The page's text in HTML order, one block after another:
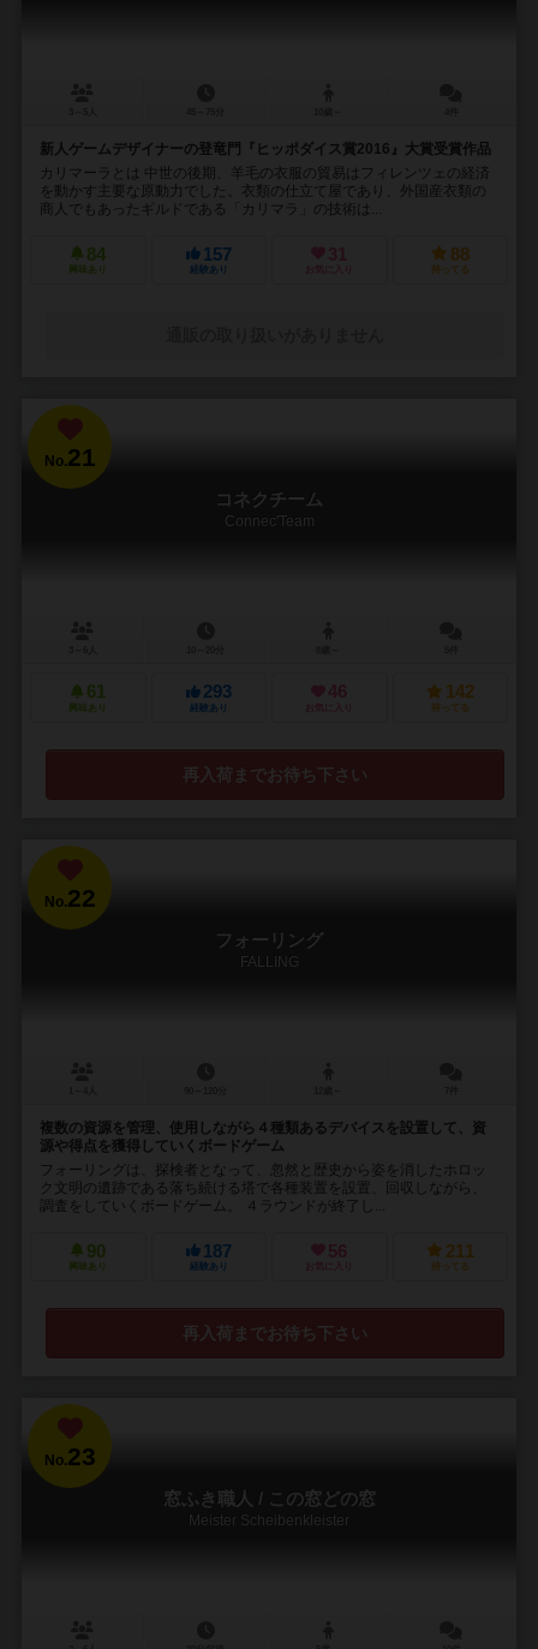
新人ゲームデザイナーの登竜門『ヒッポダイス賞2016』大賞受賞作品
カリマーラとは 中世の後期、羊毛の衣服の貿易はフィレンツェの経済
を動かす主要な原動力でした。衣類の仕立て屋であり、外国産衣類の
商人でもあったギルドである「カリマラ」の技術は...
84
興味あり
157
経験あり
31
お気に入り
88
持ってる
No.21
コネクチーム
Connec'Team
61
興味あり
293
経験あり
46
お気に入り
142
持ってる
再入荷までお待ち下さい
No.22
フォーリング
FALLING
複数の資源を管理、使用しながら４種類あるデバイスを設置して、資
源や得点を獲得していくボードゲーム
フォーリングは、探検者となって、忽然と歴史から姿を消したホロッ
ク文明の遺跡である落ち続ける塔で各種装置を設置、回収しながら、
調査をしていくボードゲーム。 ４ラウンドが終了し...
90
興味あり
187
経験あり
56
お気に入り
211
持ってる
再入荷までお待ち下さい
No.23
窓ふき職人 / この窓どの窓
Meister Scheibenkleister